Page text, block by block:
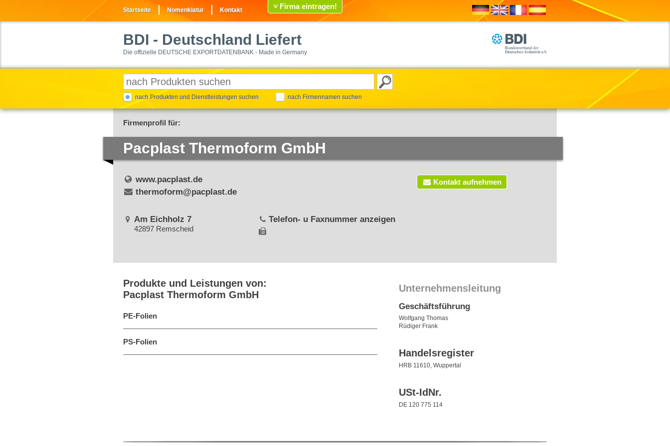
Startseite Nomenklatur Kontakt Firma eintragen!
BDI - Deutschland Liefert
Die offizielle DEUTSCHE EXPORTDATENBANK - Made in Germany
nach Produkten und Dienstleistungen suchen nach Firmennamen suchen
Firmenprofil für:
Pacplast Thermoform GmbH
Kontakt aufnehmen
www.pacplast.de
thermoform@pacplast.de
Am Eichholz 7
42897 Remscheid
Telefon- u Faxnummer anzeigen
Produkte und Leistungen von:
Pacplast Thermoform GmbH
PE-Folien
PS-Folien
Unternehmensleitung
Geschäftsführung
Wolfgang Thomas
Rüdiger Frank
Handelsregister
HRB 11610, Wuppertal
USt-IdNr.
DE 120 775 114